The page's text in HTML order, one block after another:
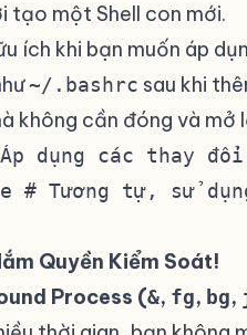
tạo một Shell con mới.
ích khi bạn muốn áp
~/.bashrc sau khi
không cần đóng và mở
dụng các thay
Tương tự, sử
Quyền Kiểm Soát!
Process (&, fg, bg,